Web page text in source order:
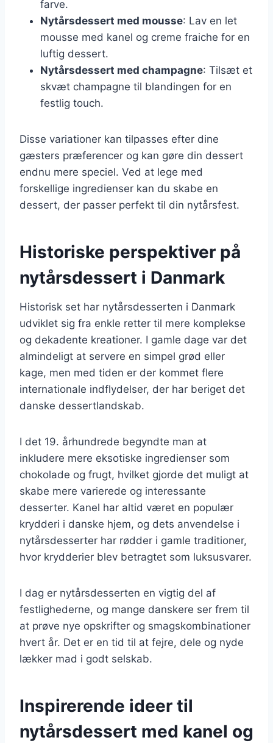
farve.
Nytårsdessert med mousse: Lav en let
mousse med kanel og creme fraiche for en
luftig dessert.
Nytårsdessert med champagne: Tilsæt et
skvæt champagne til blandingen for en
festlig touch.
Disse variationer kan tilpasses efter dine
gæsters præferencer og kan gøre din dessert
endnu mere speciel. Ved at lege med
forskellige ingredienser kan du skabe en
dessert, der passer perfekt til din nytårsfest.
Historiske perspektiver på
nytårsdessert i Danmark
Historisk set har nytårsdesserten i Danmark
udviklet sig fra enkle retter til mere komplekse
og dekadente kreationer. I gamle dage var det
almindeligt at servere en simpel grød eller
kage, men med tiden er der kommet flere
internationale indflydelser, der har beriget det
danske dessertlandskab.
I det 19. århundrede begyndte man at
inkludere mere eksotiske ingredienser som
chokolade og frugt, hvilket gjorde det muligt at
skabe mere varierede og interessante
desserter. Kanel har altid været en populær
krydderi i danske hjem, og dets anvendelse i
nytårsdesserter har rødder i gamle traditioner,
hvor krydderier blev betragtet som luksusvarer.
I dag er nytårsdesserten en vigtig del af
festlighederne, og mange danskere ser frem til
at prøve nye opskrifter og smagskombinationer
hvert år. Det er en tid til at fejre, dele og nyde
lækker mad i godt selskab.
Inspirerende ideer til
nytårsdessert med kanel og